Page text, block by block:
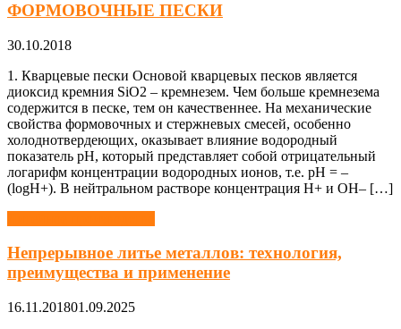
ФОРМОВОЧНЫЕ ПЕСКИ
30.10.2018
1. Кварцевые пески Основой кварцевых песков является
диоксид кремния SiО2 – кремнезем. Чем больше кремнезема
содержится в песке, тем он качественнее. На механические
свойства формовочных и стержневых смесей, особенно
холоднотвердеющих, оказывает влияние водородный
показатель рН, который представляет собой отрицательный
логарифм концентрации водородных ионов, т.е. рН = –
(logH+). В нейтральном растворе концентрация Н+ и ОН– […]
Непрерывное литье металлов: технология,
преимущества и применение
16.11.201801.09.2025